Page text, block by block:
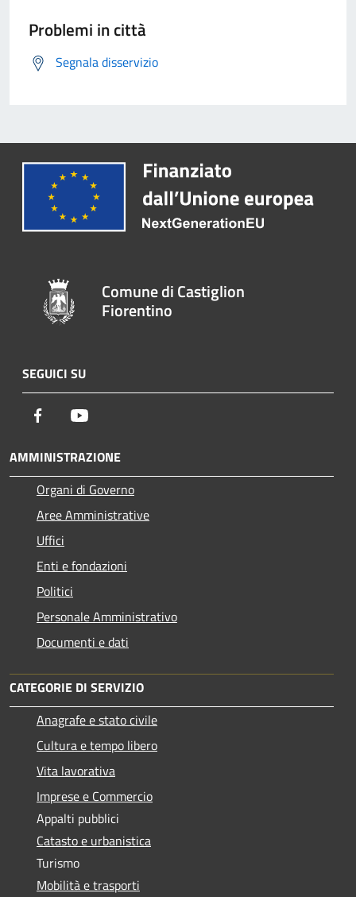
Problemi in città
Segnala disservizio
Comune di Castiglion
Fiorentino
SEGUICI SU
Facebook
AMMINISTRAZIONE
Organi di Governo
Aree Amministrative
Uffici
Enti e fondazioni
Politici
Personale Amministrativo
Documenti e dati
CATEGORIE DI SERVIZIO
Anagrafe e stato civile
Cultura e tempo libero
Vita lavorativa
Imprese e Commercio
Appalti pubblici
Catasto e urbanistica
Turismo
Mobilità e trasporti